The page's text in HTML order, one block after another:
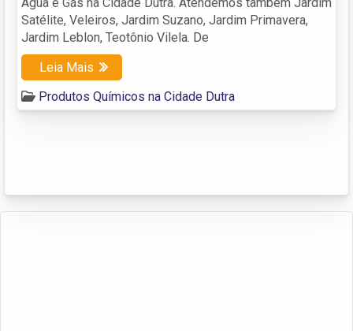
Satélite, Veleiros, Jardim Suzano, Jardim Primavera,
Jardim Leblon, Teotônio Vilela. De
Leia Mais
Produtos Químicos na Cidade Dutra